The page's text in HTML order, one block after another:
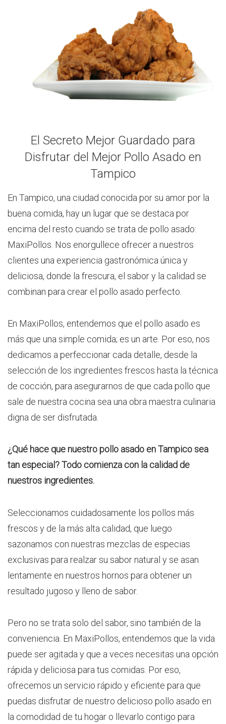
El Secreto Mejor Guardado para
Disfrutar del Mejor Pollo Asado en
Tampico
En Tampico, una ciudad conocida por su amor por la
buena comida, hay un lugar que se destaca por
encima del resto cuando se trata de pollo asado:
MaxiPollos. Nos enorgullece ofrecer a nuestros
clientes una experiencia gastronómica única y
deliciosa, donde la frescura, el sabor y la calidad se
combinan para crear el pollo asado perfecto.
En MaxiPollos, entendemos que el pollo asado es
más que una simple comida; es un arte. Por eso, nos
dedicamos a perfeccionar cada detalle, desde la
selección de los ingredientes frescos hasta la técnica
de cocción, para asegurarnos de que cada pollo que
sale de nuestra cocina sea una obra maestra culinaria
digna de ser disfrutada.
¿Qué hace que nuestro pollo asado en Tampico sea
tan especial? Todo comienza con la calidad de
nuestros ingredientes.
Seleccionamos cuidadosamente los pollos más
frescos y de la más alta calidad, que luego
sazonamos con nuestras mezclas de especias
exclusivas para realzar su sabor natural y se asan
lentamente en nuestros hornos para obtener un
resultado jugoso y lleno de sabor.
Pero no se trata solo del sabor, sino también de la
conveniencia. En MaxiPollos, entendemos que la vida
puede ser agitada y que a veces necesitas una opción
rápida y deliciosa para tus comidas. Por eso,
ofrecemos un servicio rápido y eficiente para que
puedas disfrutar de nuestro delicioso pollo asado en
la comodidad de tu hogar o llevarlo contigo para